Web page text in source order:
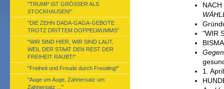
"WIR
1.
"TRUMP IST GRÖSSER ALS
STOCKHAUSEN!"
"DIE ZEHN DADA-GAGA-GEBOTE
TROTZ DRITTEM DOPPELWUMMS"
"WIR SIND HIER, WIR SIND LAUT,
WEIL DER STAAT DEN REST DER
FREIHEIT RAUBT!"
"Freiheit und Freude durch Freuding!"
"Auge um Auge, Zahnersatz um
Zahnersatz ..."